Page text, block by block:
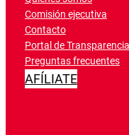
Comisión ejecutiva
Contacto
Portal de Transparencia
Preguntas frecuentes
AFÍLIATE